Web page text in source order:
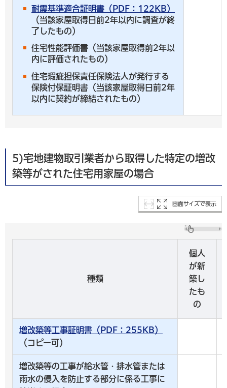
耐震基準適合証明書（PDF：122KB）
（当該家屋取得日前2年以内に調査が終
了したもの）
住宅性能評価書（当該家屋取得前2年以
内に評価されたもの）
住宅瑕疵担保責任保険法人が発行する
保険付保証明書（当該家屋取得日前2年
以内に契約が締結されたもの）
5)宅地建物取引業者から取得した特定の増改
築等がされた住宅用家屋の場合
画面サイズで表示
種類
個人
が新
築し
たも
の
増改築等工事証明書（PDF：255KB）
（コピー可）
増改築等の工事が給水管・排水管または
雨水の侵入を防止する部分に係る工事に